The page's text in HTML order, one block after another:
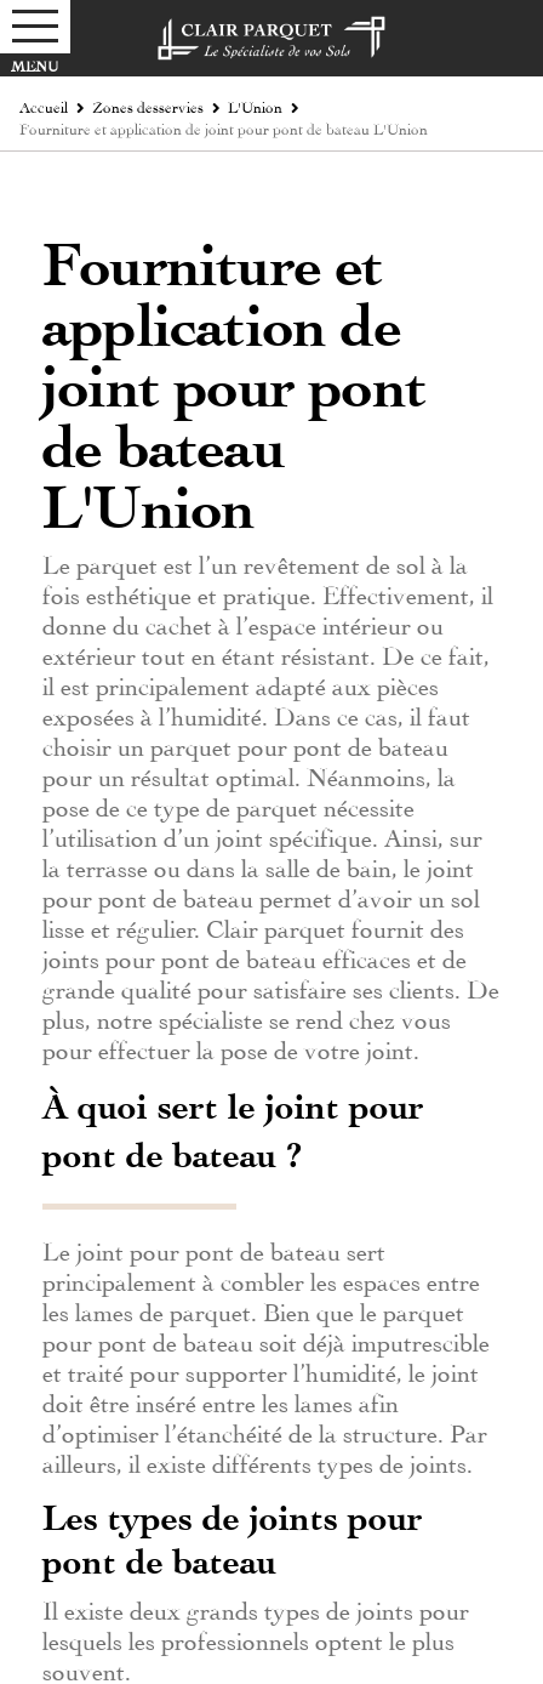
Accueil Zones desservies L'Union
Fourniture et application de joint pour pont de bateau L'Union
Fourniture et
application de
joint pour pont
de bateau
L'Union
Le parquet est l’un revêtement de sol à la
fois esthétique et pratique. Effectivement, il
donne du cachet à l’espace intérieur ou
extérieur tout en étant résistant. De ce fait,
il est principalement adapté aux pièces
exposées à l’humidité. Dans ce cas, il faut
choisir un parquet pour pont de bateau
pour un résultat optimal. Néanmoins, la
pose de ce type de parquet nécessite
l’utilisation d’un joint spécifique. Ainsi, sur
la terrasse ou dans la salle de bain, le joint
pour pont de bateau permet d’avoir un sol
lisse et régulier. Clair parquet fournit des
joints pour pont de bateau efficaces et de
grande qualité pour satisfaire ses clients. De
plus, notre spécialiste se rend chez vous
pour effectuer la pose de votre joint.
À quoi sert le joint pour
pont de bateau ?
Le joint pour pont de bateau sert
principalement à combler les espaces entre
les lames de parquet. Bien que le parquet
pour pont de bateau soit déjà imputrescible
et traité pour supporter l’humidité, le joint
doit être inséré entre les lames afin
d’optimiser l’étanchéité de la structure. Par
ailleurs, il existe différents types de joints.
Les types de joints pour
pont de bateau
Il existe deux grands types de joints pour
lesquels les professionnels optent le plus
souvent.